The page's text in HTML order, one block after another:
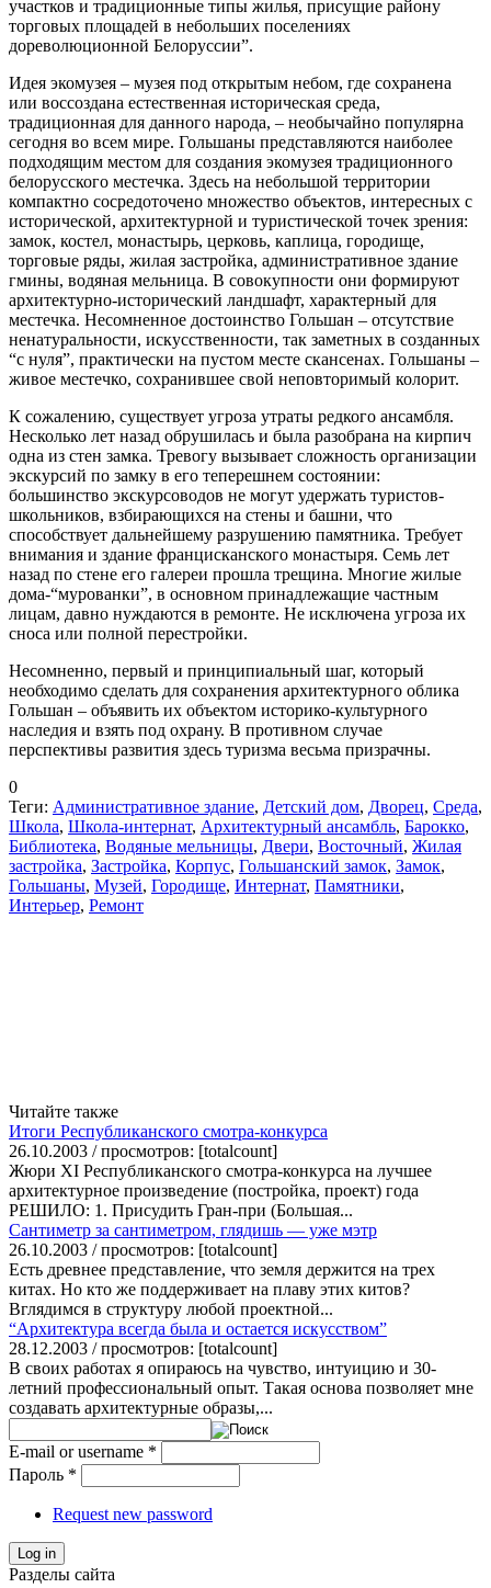
участков и традиционные типы жилья, присущие району
торговых площадей в небольших поселениях
дореволюционной Белоруссии”.
Идея экомузея – музея под открытым небом, где сохранена
или воссоздана естественная историческая среда,
традиционная для данного народа, – необычайно популярна
сегодня во всем мире. Гольшаны представляются наиболее
подходящим местом для создания экомузея традиционного
белорусского местечка. Здесь на небольшой территории
компактно сосредоточено множество объектов, интересных с
исторической, архитектурной и туристической точек зрения:
замок, костел, монастырь, церковь, каплица, городище,
торговые ряды, жилая застройка, административное здание
гмины, водяная мельница. В совокупности они формируют
архитектурно-исторический ландшафт, характерный для
местечка. Несомненное достоинство Гольшан – отсутствие
ненатуральности, искусственности, так заметных в созданных
“с нуля”, практически на пустом месте скансенах. Гольшаны –
живое местечко, сохранившее свой неповторимый колорит.
К сожалению, существует угроза утраты редкого ансамбля.
Несколько лет назад обрушилась и была разобрана на кирпич
одна из стен замка. Тревогу вызывает сложность организации
экскурсий по замку в его теперешнем состоянии:
большинство экскурсоводов не могут удержать туристов-
школьников, взбирающихся на стены и башни, что
способствует дальнейшему разрушению памятника. Требует
внимания и здание францисканского монастыря. Семь лет
назад по стене его галереи прошла трещина. Многие жилые
дома-“мурованки”, в основном принадлежащие частным
лицам, давно нуждаются в ремонте. Не исключена угроза их
сноса или полной перестройки.
Несомненно, первый и принципиальный шаг, который
необходимо сделать для сохранения архитектурного облика
Гольшан – объявить их объектом историко-культурного
наследия и взять под охрану. В противном случае
перспективы развития здесь туризма весьма призрачны.
0
Теги: Административное здание, Детский дом, Дворец, Среда,
Школа, Школа-интернат, Архитектурный ансамбль, Барокко,
Библиотека, Водяные мельницы, Двери, Восточный, Жилая
застройка, Застройка, Корпус, Гольшанский замок, Замок,
Гольшаны, Музей, Городище, Интернат, Памятники,
Интерьер, Ремонт
Читайте также
Итоги Республиканского смотра-конкурса
26.10.2003 / просмотров: [totalcount]
Жюри XI Республиканского смотра-конкурса на лучшее
архитектурное произведение (постройка, проект) года
РЕШИЛО: 1. Присудить Гран-при (Большая...
Сантиметр за сантиметром, глядишь — уже мэтр
26.10.2003 / просмотров: [totalcount]
Есть древнее представление, что земля держится на трех
китах. Но кто же поддерживает на плаву этих китов?
Вглядимся в структуру любой проектной...
“Архитектура всегда была и остается искусством”
28.12.2003 / просмотров: [totalcount]
В своих работах я опираюсь на чувство, интуицию и 30-
летний профессиональный опыт. Такая основа позволяет мне
создавать архитектурные образы,...
E-mail or username *
Пароль *
Request new password
Log in
Разделы сайта